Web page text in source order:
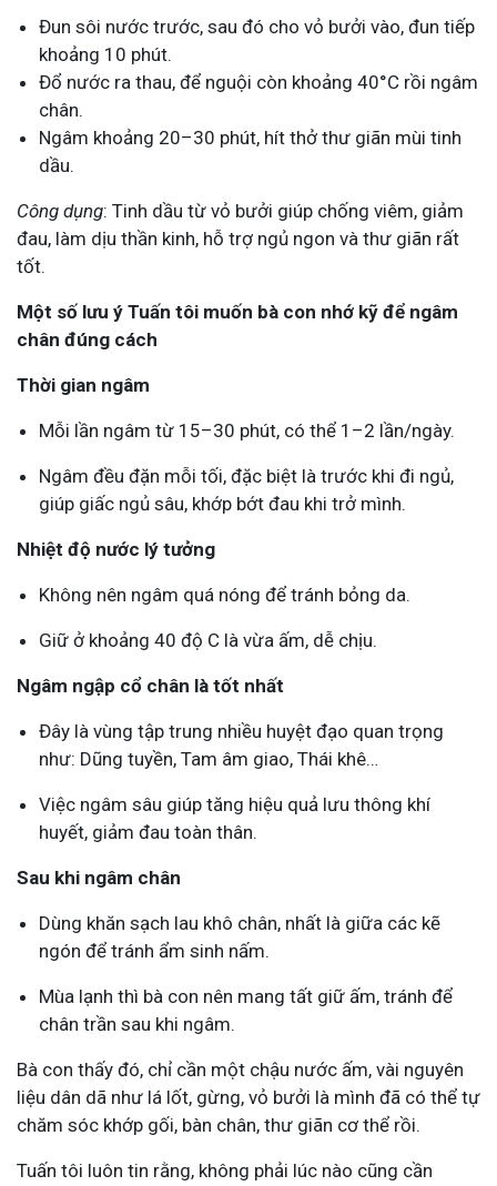
Đun sôi nước trước, sau đó cho vỏ bưởi vào, đun tiếp
khoảng 10 phút.
Đổ nước ra thau, để nguội còn khoảng 40°C rồi ngâm
chân.
Ngâm khoảng 20–30 phút, hít thở thư giãn mùi tinh
dầu.
Công dụng: Tinh dầu từ vỏ bưởi giúp chống viêm, giảm
đau, làm dịu thần kinh, hỗ trợ ngủ ngon và thư giãn rất
tốt.
Một số lưu ý Tuấn tôi muốn bà con nhớ kỹ để ngâm
chân đúng cách
Thời gian ngâm
Mỗi lần ngâm từ 15–30 phút, có thể 1–2 lần/ngày.
Ngâm đều đặn mỗi tối, đặc biệt là trước khi đi ngủ,
giúp giấc ngủ sâu, khớp bớt đau khi trở mình.
Nhiệt độ nước lý tưởng
Không nên ngâm quá nóng để tránh bỏng da.
Giữ ở khoảng 40 độ C là vừa ấm, dễ chịu.
Ngâm ngập cổ chân là tốt nhất
Đây là vùng tập trung nhiều huyệt đạo quan trọng
như: Dũng tuyền, Tam âm giao, Thái khê…
Việc ngâm sâu giúp tăng hiệu quả lưu thông khí
huyết, giảm đau toàn thân.
Sau khi ngâm chân
Dùng khăn sạch lau khô chân, nhất là giữa các kẽ
ngón để tránh ẩm sinh nấm.
Mùa lạnh thì bà con nên mang tất giữ ấm, tránh để
chân trần sau khi ngâm.
Bà con thấy đó, chỉ cần một chậu nước ấm, vài nguyên
liệu dân dã như lá lốt, gừng, vỏ bưởi là mình đã có thể tự
chăm sóc khớp gối, bàn chân, thư giãn cơ thể rồi.
Tuấn tôi luôn tin rằng, không phải lúc nào cũng cần